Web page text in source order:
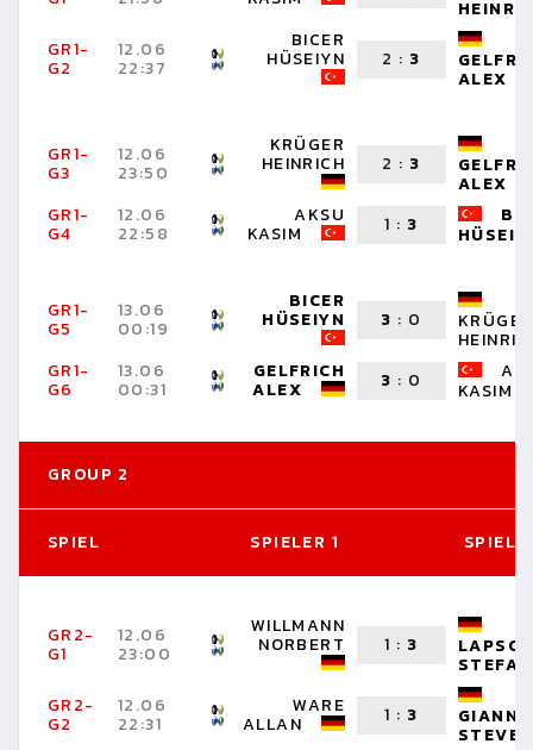
GR1-
G2
12.06
22:37
BICER
HÜSEIYN 2 : 3
ALEX
GR1-
G3
12.06
23:50
KRÜGER
HEINRICH 2 : 3
ALEX
GR1-
G4
12.06
22:58
AKSU
KASIM 1 : 3
GR1-
G5
13.06
00:19
BICER
HÜSEIYN 3 : 0 KRÜGER
GR1-
G6
13.06
00:31
GELFRICH
ALEX 3 : 0
KASIM
GROUP 2
SPIEL SPIELER 1
GR2-
G1
12.06
23:00
WILLMANN
NORBERT 1 : 3
STEFAN
GR2-
G2
12.06
22:31
WARE
ALLAN 1 : 3
STEVEN